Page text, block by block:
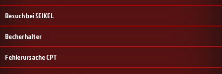
Besuch bei SEIKEL
Becherhalter
Fehlerursache CPT